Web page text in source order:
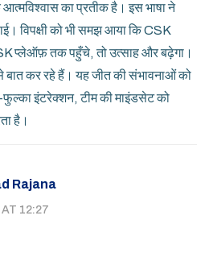
का प्रतीक है। इस भाषा ने
विपक्षी को भी समझ आया कि CSK
प्लेऑफ़ तक पहुँचे, तो उत्साह और बढ़ेगा।
बात कर रहे हैं। यह जीत की संभावनाओं को
फुल्का इंटरेक्शन, टीम की माइंडसेट को
है।
Rajana
AT 12:27